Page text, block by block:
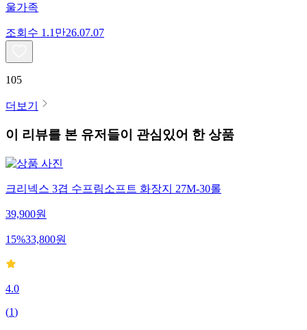
울가족
조회수 1.1만26.07.07
105
더보기
이 리뷰를 본 유저들이 관심있어 한 상품
크리넥스 3겹 수프림소프트 화장지 27M-30롤
39,900원
15%33,800원
4.0
(1)